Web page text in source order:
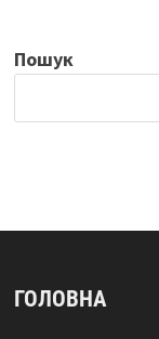
Пошук
ГОЛОВНА